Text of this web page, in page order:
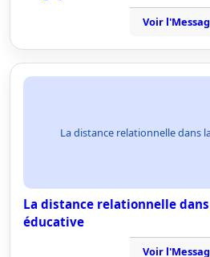
Voir
La distance relationnelle dans
La distance relationnelle
éducative
Voir